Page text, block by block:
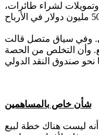
بقيمة 350 مليون دولار على شكل تمويلات أسهم، وتمويلات لشراء طائرات،
في إير سيشيل ليمتد، في أعقاب صفقة قيمتها 45 مليون دولار الشهر الماضي. وفي سياق متصل قالت
قرار رسمي بالبيع. وأن التخلص من الحصة
شأن خاص بالمساهمين
سيكون شأنا خاصا بالمساهمين. وكان المتحدث الحكومي جون كارول قد أعلن في 6 يناير الماضي أنه ليست هناك خطة لبيع